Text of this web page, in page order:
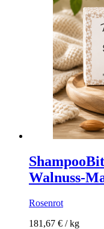
Walnuss-
Rosenrot
181,67 € /kg